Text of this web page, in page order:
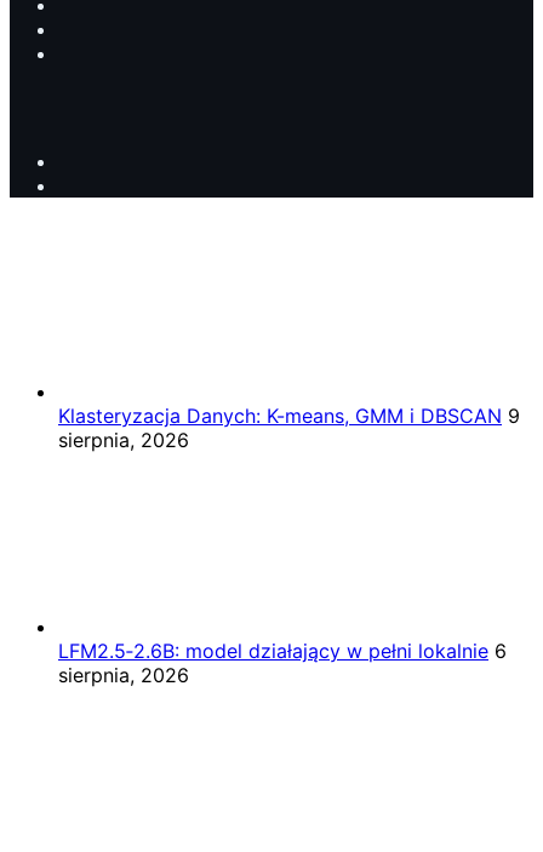
Klasteryzacja Danych: K-means, GMM i DBSCAN 9
sierpnia, 2026
LFM2.5‑2.6B: model działający w pełni lokalnie 6
sierpnia, 2026